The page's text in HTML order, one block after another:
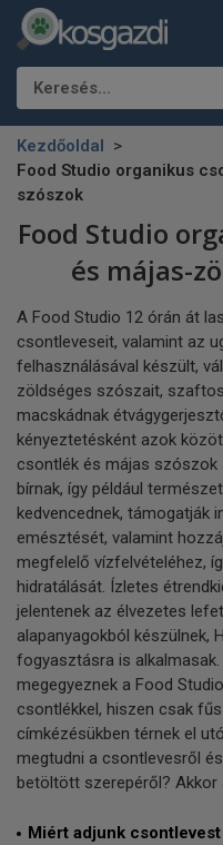
Keresés…
Kezdőoldal
Food Studio organikus
szószok
Food Studio
és májas-
A Food Studio 12 órán át
csontleveseit, valamint az
felhasználásával készült,
zöldséges szószait,
macskádnak
kényeztetésként azok
csontlék és májas
bírnak, így például
kedvencednek, támogatják
emésztését, valamint
megfelelő vízfelvételéhez,
hidratálását. Ízletes
jelentenek az élvezetes
alapanyagokból készülnek,
fogyasztásra is
megegyeznek a Food
csontlékkel, hiszen csak
címkézésükben térnek el
megtudni a csontlevesről
betöltött szerepéről? Akkor
Miért adjunk csontlevest